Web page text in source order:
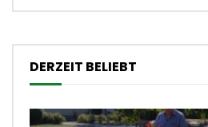
DERZEIT BELIEBT